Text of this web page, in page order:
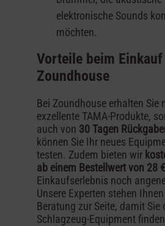
elektronische Sounds
möchten.
Vorteile beim
Zoundhouse
Bei Zoundhouse erhalten Sie
exzellente TAMA-Produkte,
auch von 30 Tagen
können Sie Ihr neues
testen. Zudem bieten wir
ab einem Bestellwert von 28 €
Einkaufserlebnis noch
Unsere Experten stehen
Beratung zur Seite, damit Sie
Schlagzeug-Equipment